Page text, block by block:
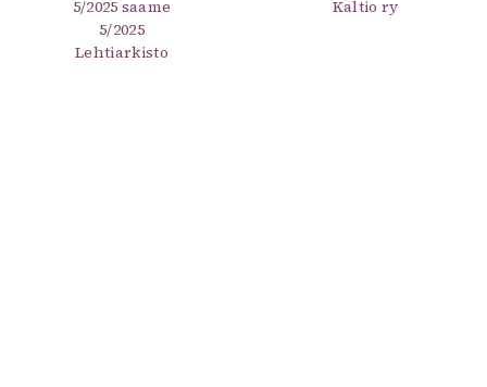
5/2025 saame
5/2025
Lehtiarkisto
Kaltio ry